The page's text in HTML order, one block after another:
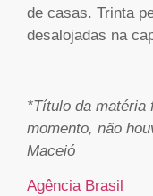
de casas. Trinta
desalojadas na
*Título da matéria
momento, não
Maceió
Agência Brasil